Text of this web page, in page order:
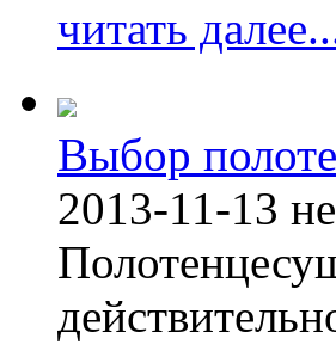
читать
Выбор
2013-11-13